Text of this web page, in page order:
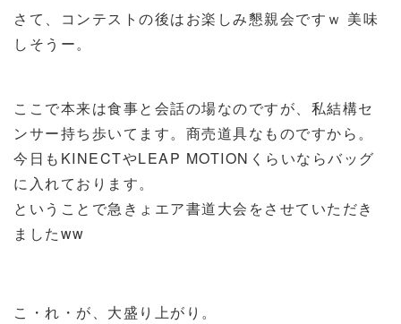
さて、コンテストの後はお楽しみ懇親会ですｗ 美味
しそうー。
ここで本来は食事と会話の場なのですが、私結構セ
ンサー持ち歩いてます。商売道具なものですから。
今日もKINECTやLEAP MOTIONくらいならバッグ
に入れております。
ということで急きょエア書道大会をさせていただき
ましたww
こ・れ・が、大盛り上がり。